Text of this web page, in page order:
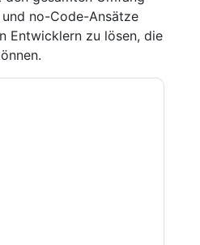
no-Code-Ansätze
Entwicklern zu lösen, die